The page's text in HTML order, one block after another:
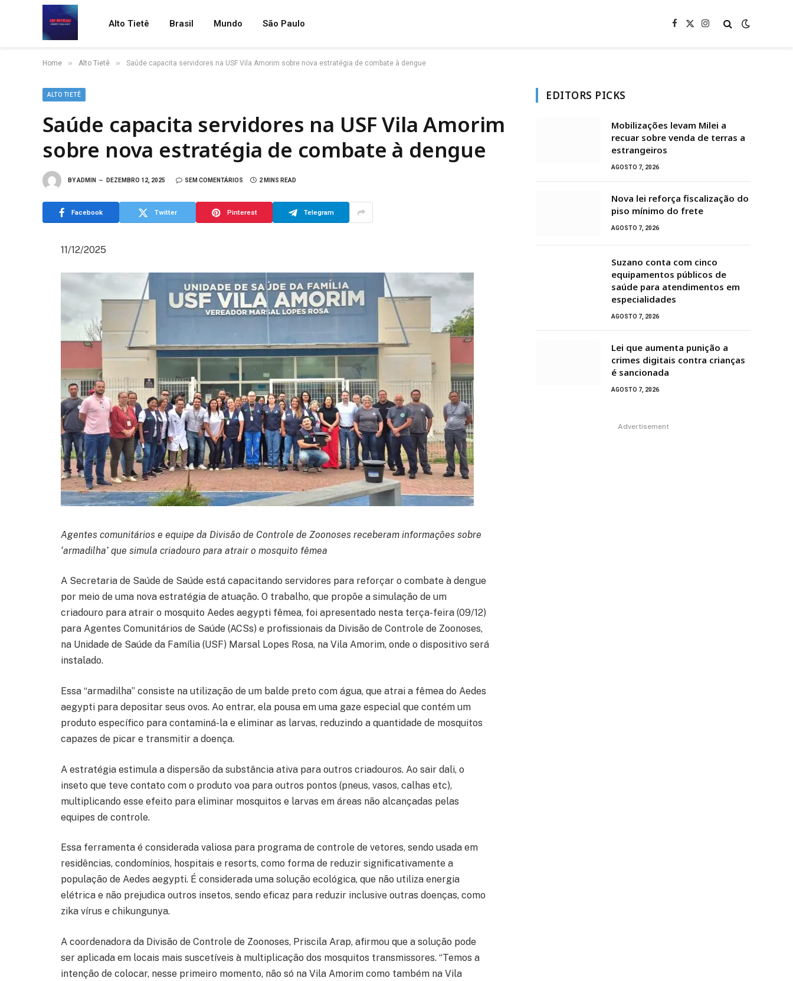
Alto Tietê Brasil Mundo São Paulo Facebook
X
Instagram
Home » Alto Tietê » Saúde capacita servidores na USF Vila Amorim sobre nova estratégia de combate à dengue
ALTO TIETÊ
Saúde capacita servidores na USF Vila Amorim
sobre nova estratégia de combate à dengue
BYADMIN DEZEMBRO 12, 2025 SEM COMENTÁRIOS 2 MINS READ
Facebook Twitter Pinterest Telegram
11/12/2025
Agentes comunitários e equipe da Divisão de Controle de Zoonoses receberam informações sobre
‘armadilha’ que simula criadouro para atrair o mosquito fêmea
A Secretaria de Saúde de Saúde está capacitando servidores para reforçar o combate à dengue
por meio de uma nova estratégia de atuação. O trabalho, que propõe a simulação de um
criadouro para atrair o mosquito Aedes aegypti fêmea, foi apresentado nesta terça-feira (09/12)
para Agentes Comunitários de Saúde (ACSs) e profissionais da Divisão de Controle de Zoonoses,
na Unidade de Saúde da Família (USF) Marsal Lopes Rosa, na Vila Amorim, onde o dispositivo será
instalado.
Essa “armadilha” consiste na utilização de um balde preto com água, que atrai a fêmea do Aedes
aegypti para depositar seus ovos. Ao entrar, ela pousa em uma gaze especial que contém um
produto específico para contaminá-la e eliminar as larvas, reduzindo a quantidade de mosquitos
capazes de picar e transmitir a doença.
A estratégia estimula a dispersão da substância ativa para outros criadouros. Ao sair dali, o
inseto que teve contato com o produto voa para outros pontos (pneus, vasos, calhas etc),
multiplicando esse efeito para eliminar mosquitos e larvas em áreas não alcançadas pelas
equipes de controle.
Essa ferramenta é considerada valiosa para programa de controle de vetores, sendo usada em
residências, condomínios, hospitais e resorts, como forma de reduzir significativamente a
população de Aedes aegypti. É considerada uma solução ecológica, que não utiliza energia
elétrica e não prejudica outros insetos, sendo eficaz para reduzir inclusive outras doenças, como
zika vírus e chikungunya.
A coordenadora da Divisão de Controle de Zoonoses, Priscila Arap, afirmou que a solução pode
ser aplicada em locais mais suscetíveis à multiplicação dos mosquitos transmissores. “Temos a
intenção de colocar, nesse primeiro momento, não só na Vila Amorim como também na Vila
EDITORS PICKS
Mobilizações levam Milei a
recuar sobre venda de terras a
estrangeiros
AGOSTO 7, 2026
Nova lei reforça fiscalização do
piso mínimo do frete
AGOSTO 7, 2026
Suzano conta com cinco
equipamentos públicos de
saúde para atendimentos em
especialidades
AGOSTO 7, 2026
Lei que aumenta punição a
crimes digitais contra crianças
é sancionada
AGOSTO 7, 2026
Advertisement